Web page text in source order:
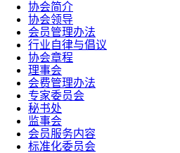
协会简介
协会领导
会员管理办法
行业自律与倡议
协会章程
理事会
会费管理办法
专家委员会
秘书处
监事会
会员服务内容
标准化委员会